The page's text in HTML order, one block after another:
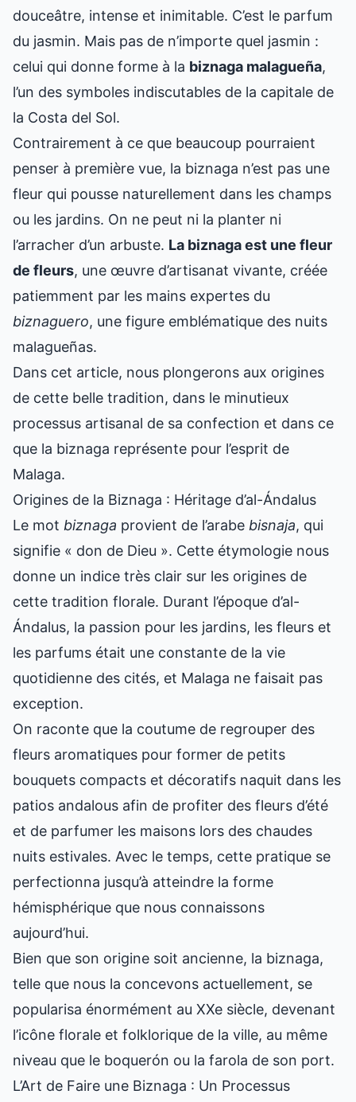
douceâtre, intense et inimitable. C’est le parfum
du jasmin. Mais pas de n’importe quel jasmin :
celui qui donne forme à la biznaga malagueña,
l’un des symboles indiscutables de la capitale de
la Costa del Sol.
Contrairement à ce que beaucoup pourraient
penser à première vue, la biznaga n’est pas une
fleur qui pousse naturellement dans les champs
ou les jardins. On ne peut ni la planter ni
l’arracher d’un arbuste. La biznaga est une fleur
de fleurs, une œuvre d’artisanat vivante, créée
patiemment par les mains expertes du
biznaguero, une figure emblématique des nuits
malagueñas.
Dans cet article, nous plongerons aux origines
de cette belle tradition, dans le minutieux
processus artisanal de sa confection et dans ce
que la biznaga représente pour l’esprit de
Malaga.
Origines de la Biznaga : Héritage d’al-Ándalus
Le mot biznaga provient de l’arabe bisnaja, qui
signifie « don de Dieu ». Cette étymologie nous
donne un indice très clair sur les origines de
cette tradition florale. Durant l’époque d’al-
Ándalus, la passion pour les jardins, les fleurs et
les parfums était une constante de la vie
quotidienne des cités, et Malaga ne faisait pas
exception.
On raconte que la coutume de regrouper des
fleurs aromatiques pour former de petits
bouquets compacts et décoratifs naquit dans les
patios andalous afin de profiter des fleurs d’été
et de parfumer les maisons lors des chaudes
nuits estivales. Avec le temps, cette pratique se
perfectionna jusqu’à atteindre la forme
hémisphérique que nous connaissons
aujourd’hui.
Bien que son origine soit ancienne, la biznaga,
telle que nous la concevons actuellement, se
popularisa énormément au XXe siècle, devenant
l’icône florale et folklorique de la ville, au même
niveau que le boquerón ou la farola de son port.
L’Art de Faire une Biznaga : Un Processus